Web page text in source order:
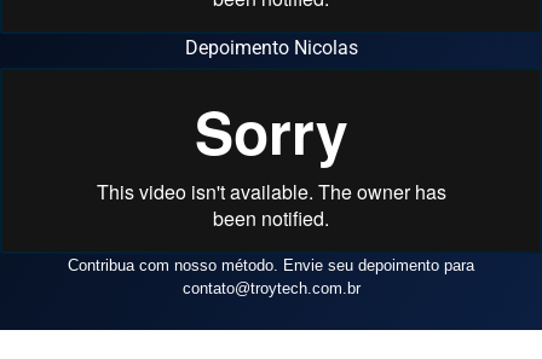
Depoimento Nicolas
Contribua com nosso método. Envie seu depoimento para
contato@troytech.com.br